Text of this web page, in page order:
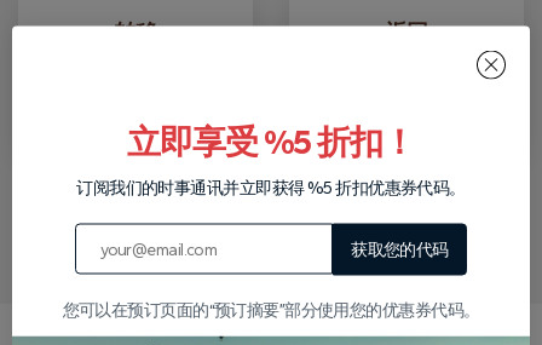
转移
行。
返回
游览结束后，我们会
在 WhatsApp 上写信给我们
立即享受 %5 折扣！
订阅我们的时事通讯并立即获得 %5 折扣优惠券代码。
获取您的代码
您可以在预订页面的“预订摘要”部分使用您的优惠券代码。